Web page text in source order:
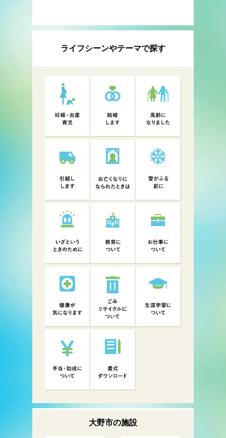
ライフシーンやテーマで探す
大野市の施設